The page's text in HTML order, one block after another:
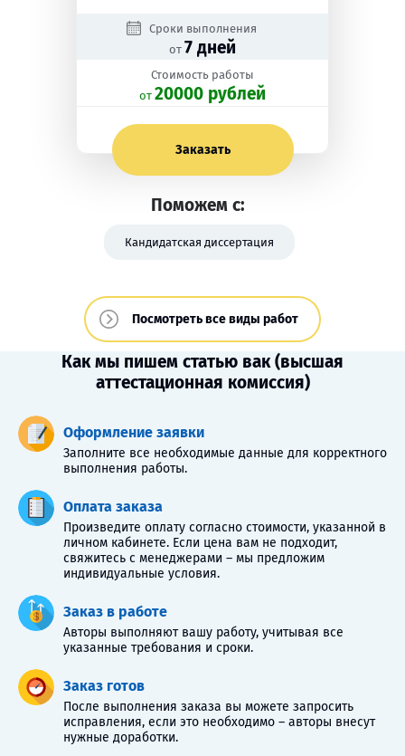
Сроки выполнения
от 7 дней
Стоимость работы
oт 20000 рублей
Заказать
Поможем с:
Кандидатская диссертация
Посмотреть все виды работ
Как мы пишем статью вак (высшая
аттестационная комиссия)
Оформление заявки
Заполните все необходимые данные для корректного
выполнения работы.
Оплата заказа
Произведите оплату согласно стоимости, указанной в
личном кабинете. Если цена вам не подходит,
свяжитесь с менеджерами – мы предложим
индивидуальные условия.
Заказ в работе
Авторы выполняют вашу работу, учитывая все
указанные требования и сроки.
Заказ готов
После выполнения заказа вы можете запросить
исправления, если это необходимо – авторы внесут
нужные доработки.